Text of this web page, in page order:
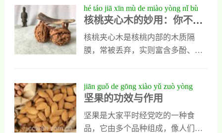
锅中煎黄，然后研成粉末，直接撒
在受伤的伤口上，就能很快止血。
2、核桃内皮能治失眠核桃内皮中有
多种可以直接作用于人类神经的物
用时可以把适量
肪酸和一些植物蛋白，能滋补身体
也能健脑益智，它的作用还有很
多，下面我会带大家一一去了解，
同时我会让大家全面了解核桃怎么
颜的食材，它含有丰富的亚油酸和
亚麻酸，以及微量元素钙和磷，这
些物质都是天然的美容成分，它们
能润泽肌肤也能，预防须发早白，
hé táo jiā xīn mù de miào yòng nǐ bù
zhī dào de nóng chǎn pǐn fù chǎn pǐn
jià zhí
核桃夹心木的妙用：你不知
道的农产品副产品价值
核桃夹心木是核桃内部的木质隔
膜，常被丢弃，实则富含多酚、黄
它可用于药膳饮品、天然染色、工
艺品制作及环保材料开发。使用前
需清洗烘干，每日建议不超过5克，
避免消化不良。核桃夹心木正从“废
jiān guǒ de gōng xiào yǔ zuò yòng
坚果的功效与作用
坚果是大家平时经党吃的一种食
品，它由多个品种组成，像人们平